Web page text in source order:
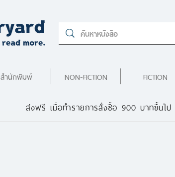
สำนักพิมพ์ NON-FICTION FICTION
ส่งฟรี เมื่อทำรายการสั่งซื้อ 900 บาทขึ้นไป